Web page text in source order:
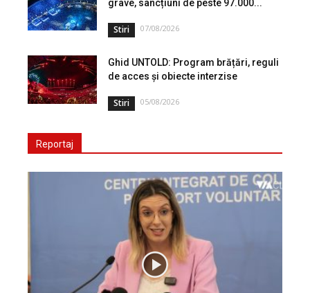
grave, sancțiuni de peste 97.000...
Stiri 07/08/2026
Ghid UNTOLD: Program brățări, reguli
de acces și obiecte interzise
Stiri 05/08/2026
Reportaj